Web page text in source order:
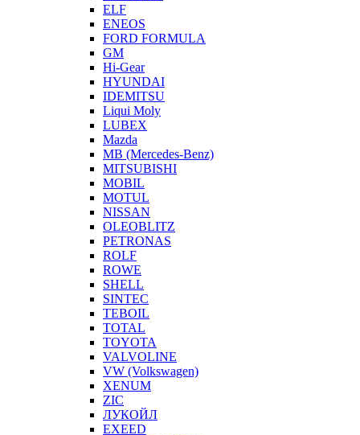
ELF
ENEOS
FORD FORMULA
GM
Hi-Gear
HYUNDAI
IDEMITSU
Liqui Moly
LUBEX
Mazda
MB (Mercedes-Вenz)
MITSUBISHI
MOBIL
MOTUL
NISSAN
OLEOBLITZ
PETRONAS
ROLF
ROWE
SHELL
SINTEC
TEBOIL
TOTAL
TOYOTA
VALVOLINE
VW (Volkswagen)
XENUM
ZIC
ЛУКОЙЛ
EXEED